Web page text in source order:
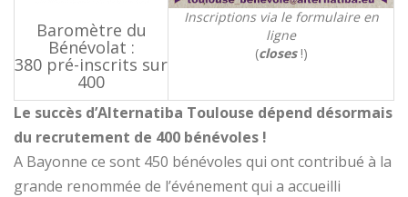
Baromètre du
Bénévolat :
380 pré-inscrits sur
400
Inscriptions via le formulaire en
ligne
(closes!)
Le succès d’Alternatiba Toulouse dépend désormais
du recrutement de 400 bénévoles !
A Bayonne ce sont 450 bénévoles qui ont contribué à la
grande renommée de l’événement qui a accueilli